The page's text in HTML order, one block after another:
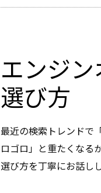
エンジ
選び方
最近の検索トレンドで
ロゴロ」と重たくなる
選び方を丁寧にお話しし